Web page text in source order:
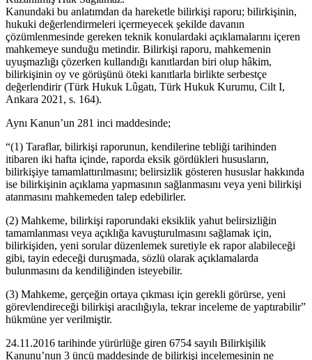
Kanundaki bu anlatımdan da hareketle bilirkişi raporu; bilirkişinin,
hukuki değerlendirmeleri içermeyecek şekilde davanın
çözümlenmesinde gereken teknik konulardaki açıklamalarını içeren
mahkemeye sunduğu metindir. Bilirkişi raporu, mahkemenin
uyuşmazlığı çözerken kullandığı kanıtlardan biri olup hâkim,
bilirkişinin oy ve görüşünü öteki kanıtlarla birlikte serbestçe
değerlendirir (Türk Hukuk Lûgatı, Türk Hukuk Kurumu, Cilt I,
Ankara 2021, s. 164).
Aynı Kanun’un 281 inci maddesinde;
“(1) Taraflar, bilirkişi raporunun, kendilerine tebliği tarihinden
itibaren iki hafta içinde, raporda eksik gördükleri hususların,
bilirkişiye tamamlattırılmasını; belirsizlik gösteren hususlar hakkında
ise bilirkişinin açıklama yapmasının sağlanmasını veya yeni bilirkişi
atanmasını mahkemeden talep edebilirler.
(2) Mahkeme, bilirkişi raporundaki eksiklik yahut belirsizliğin
tamamlanması veya açıklığa kavuşturulmasını sağlamak için,
bilirkişiden, yeni sorular düzenlemek suretiyle ek rapor alabileceği
gibi, tayin edeceği duruşmada, sözlü olarak açıklamalarda
bulunmasını da kendiliğinden isteyebilir.
(3) Mahkeme, gerçeğin ortaya çıkması için gerekli görürse, yeni
görevlendireceği bilirkişi aracılığıyla, tekrar inceleme de yaptırabilir”
hükmüne yer verilmiştir.
24.11.2016 tarihinde yürürlüğe giren 6754 sayılı Bilirkişilik
Kanunu’nun 3 üncü maddesinde de bilirkişi incelemesinin ne